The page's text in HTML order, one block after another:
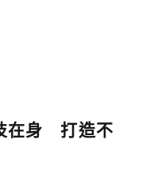
在身 打造不